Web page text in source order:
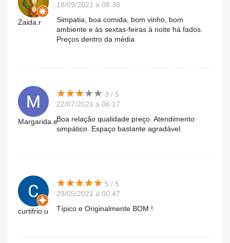
Zaida.r
18/09/2021 à 08:38
Simpatia, boa comida, bom vinho, bom
ambiente e às sextas-feiras à noite há fados.
Preços dentro da média
Margarida.e
★★★★★
★★★★★ 3 / 5
22/07/2021 à 06:17
Boa relação qualidade preço. Atendimento
simpático. Espaço bastante agradável.
curtifrio.u
★★★★★
★★★★★ 5 / 5
29/05/2021 à 00:47
Típico e Originalmente BOM !